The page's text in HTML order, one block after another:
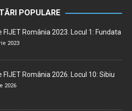
POPULARE
FIJET România 2023. Locul 1: Fundata
2023
FIJET România 2026. Locul 10: Sibiu
2026